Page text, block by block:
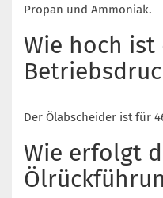
Propan und Ammoniak.
Wie hoch
Der Ölabscheider ist für
Wie erfolgt